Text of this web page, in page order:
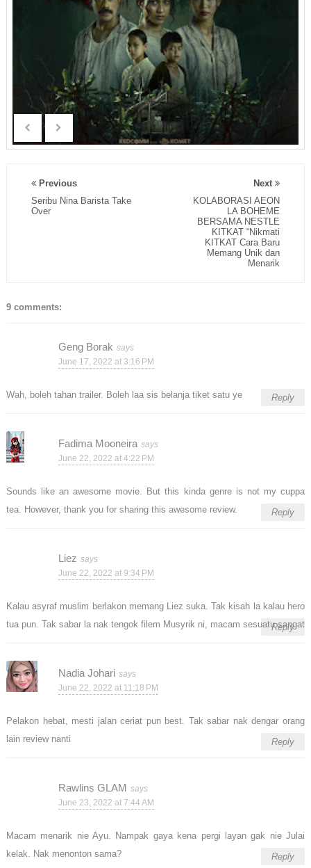
Next
KOLABORASI AEON
LA BOHEME
BERSAMA NESTLE
KITKAT “Nikmati
KITKAT Cara Baru
Memang Unik dan
Menarik
Previous
Seribu Nina Barista Take
Over
9 comments:
Geng Borak
June 17, 2022 at 3:16 PM
Wah, boleh tahan trailer. Boleh laa sis belanja tiket satu ye Reply
Fadima Mooneira
June 22, 2022 at 4:22 PM
Sounds like an awesome movie. But this kinda genre is not my cuppa
tea. However, thank you for sharing this awesome review.
Reply
Liez
June 22, 2022 at 9:34 PM
Kalau asyraf muslim berlakon memang Liez suka. Tak kisah la kalau hero
tua pun. Tak sabar la nak tengok filem Musyrik ni, macam sesuatu sangat
Reply
Nadia Johari
June 22, 2022 at 11:18 PM
Pelakon hebat, mesti jalan ceriat pun best. Tak sabar nak dengar orang
lain review nanti
Reply
Rawlins GLAM
June 23, 2022 at 7:44 AM
Macam menarik nie Ayu. Nampak gaya kena pergi layan gak nie Julai
kelak. Nak menonton sama?
Reply